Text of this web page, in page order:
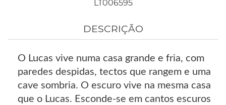
LT006595
DESCRIÇÃO
O Lucas vive numa casa grande e fria, com
paredes despidas, tectos que rangem e uma
cave sombria. O escuro vive na mesma casa
que o Lucas. Esconde-se em cantos escuros